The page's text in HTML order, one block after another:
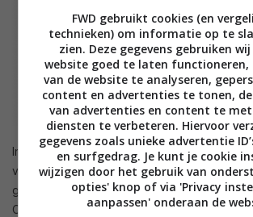
In eerste instantie biedt LG met de
verschillende bieren aan. Het gaat om een
golden American Pale, English Stout,
Czech Pilsner. Voor het brouwen van het
FWD gebruikt cookies (en
technieken) om informatie op te
zien. Deze gegevens gebruiken
website goed te laten functioneren,
van de website te analyseren,
content en advertenties te tonen,
van advertenties en content te
diensten te verbeteren. Hiervoor
gegevens zoals unieke advertentie
en surfgedrag. Je kunt je cookie
wijzigen door het gebruik van
opties' knop of via 'Privacy
aanpassen' onderaan de